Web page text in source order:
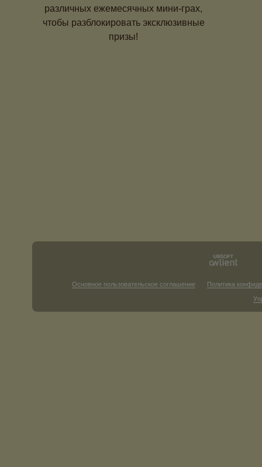
различных ежемесячных мини-грах,
чтобы разблокировать эксклюзивные
призы!
Основное пользовательское соглашение Политика